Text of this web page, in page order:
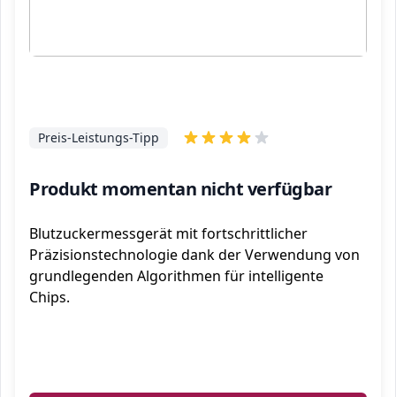
Produkt momentan nicht verfügbar
Preis-Leistungs-Tipp
Blutzuckermessgerät mit fortschrittlicher
Präzisionstechnologie dank der Verwendung von
grundlegenden Algorithmen für intelligente
Chips.